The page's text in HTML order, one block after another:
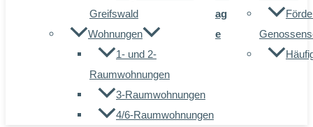
Greifswald
Wohnungen
1- und 2-
Raumwohnungen
3-Raumwohnungen
4/6-Raumwohnungen
ag
e